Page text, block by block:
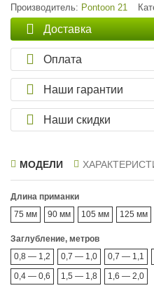
Производитель: Pontoon 21
Доставка
Оплата
Наши гарантии
Наши скидки
МОДЕЛИ
Длина приманки
75 мм
90 мм 105 мм 125 мм
Заглубление, метров
0,8 — 1,2
0,7 — 1,0 0,7 — 1,1
0,4 — 0,6
1,5 — 1,8 1,6 — 2,0